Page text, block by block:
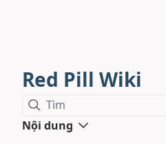
Red Pill Wiki
Tìm
Nội dung